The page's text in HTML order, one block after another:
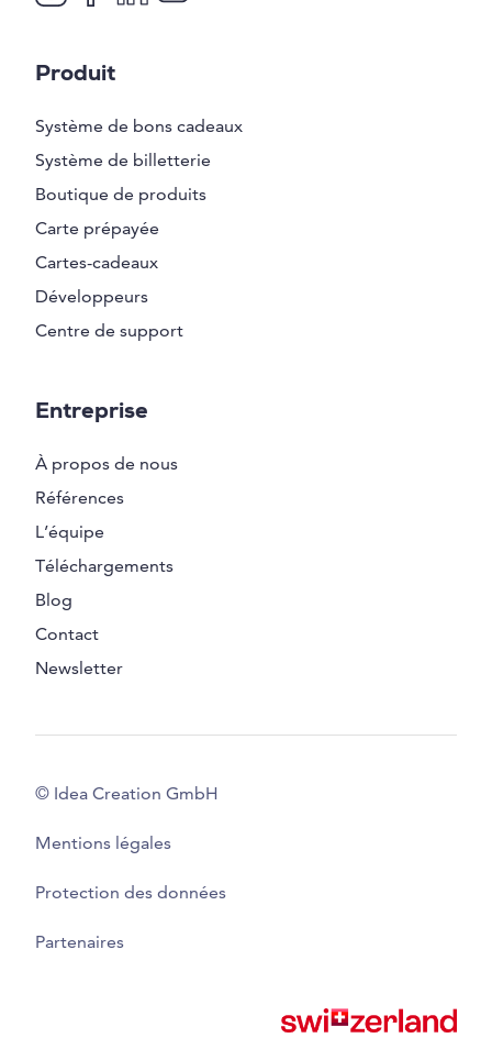
Produit
Système de bons cadeaux
Système de billetterie
Boutique de produits
Carte prépayée
Cartes-cadeaux
Développeurs
Centre de support
Entreprise
À propos de nous
Références
L’équipe
Téléchargements
Blog
Contact
Newsletter
© Idea Creation GmbH
Mentions légales
Protection des données
Partenaires